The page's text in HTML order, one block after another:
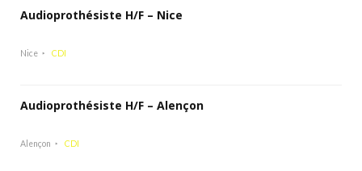
Audioprothésiste H/F – Nice
Nice CDI
Audioprothésiste H/F – Alençon
Alençon CDI